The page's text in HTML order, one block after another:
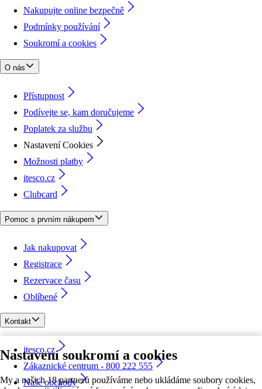
Nastavení soukromí a cookies
My a našich 18 partnerů používáme nebo ukládáme soubory cookies,
Nakupujte online bezpečně
Podmínky používání
Soukromí a cookies
O nás
Přístupnost
Podívejte se, kam doručujeme
Poplatek za službu
Nastavení Cookies
Možnosti platby
itesco.cz
Clubcard
Pomoc s prvním nákupem
Jak nakupovat
Registrace
Rezervace času
Oblíbené
Kontakt
itesco.cz
Zákaznické centrum - 800 222 555
Naše obchody